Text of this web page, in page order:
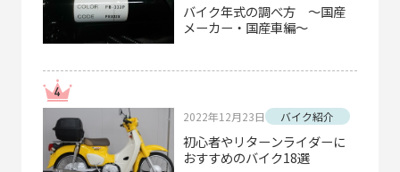
バイク年式の調べ方 ～国産
メーカー・国産車編～
2022年12月23日 バイク紹介
初心者やリターンライダーに
おすすめのバイク18選